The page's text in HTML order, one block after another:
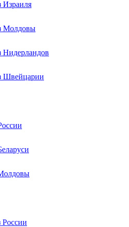
Израиля
Молдовы
Нидерландов
Швейцарии
России